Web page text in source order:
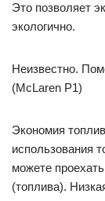
Это позволяет
экологично.
Неизвестно.
(McLaren P1)
Экономия
использования
можете
(топлива).